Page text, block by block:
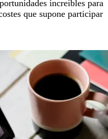
increíbles para
que supone participar